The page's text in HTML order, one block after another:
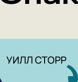
УИЛЛ СТОРР